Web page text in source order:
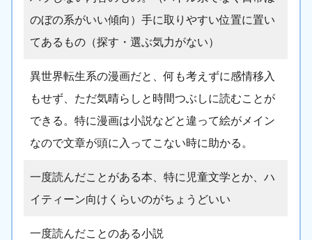
のぼの系がいい傾向）手に取りやすい位置に置い
てあるもの（探す・選ぶ気力がない）
異世界転生系の漫画だと、何も考えずに感情移入
もせず、ただ気晴らしと時間つぶしに読むことが
できる。特に漫画は小説などと違って絵がメイン
なので文章が頭に入ってこない時に助かる。
一度読んだことがある本、特に児童文学とか、ハ
イティーン向けくらいのがちょうどいい
一度読んだことのある小説